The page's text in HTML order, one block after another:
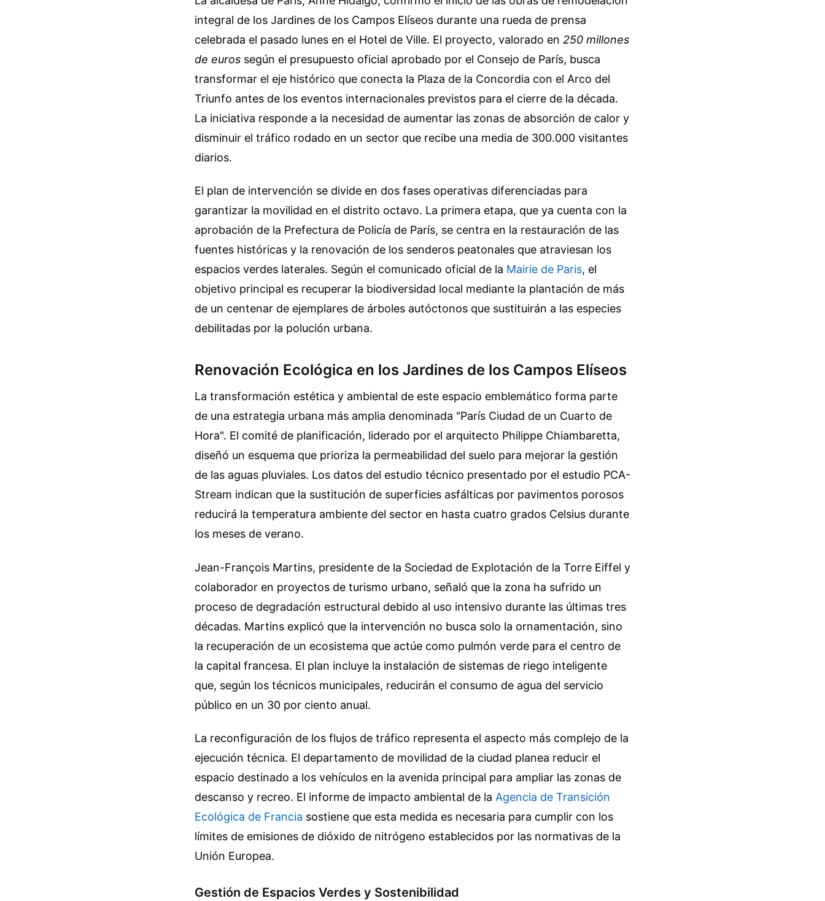
integral de los Jardines de los Campos Elíseos durante una rueda de prensa
celebrada el pasado lunes en el Hotel de Ville. El proyecto, valorado en 250 millones
de euros según el presupuesto oficial aprobado por el Consejo de París, busca
transformar el eje histórico que conecta la Plaza de la Concordia con el Arco del
Triunfo antes de los eventos internacionales previstos para el cierre de la década.
La iniciativa responde a la necesidad de aumentar las zonas de absorción de calor y
disminuir el tráfico rodado en un sector que recibe una media de 300.000 visitantes
diarios.
El plan de intervención se divide en dos fases operativas diferenciadas para
garantizar la movilidad en el distrito octavo. La primera etapa, que ya cuenta con la
aprobación de la Prefectura de Policía de París, se centra en la restauración de las
fuentes históricas y la renovación de los senderos peatonales que atraviesan los
espacios verdes laterales. Según el comunicado oficial de la Mairie de Paris, el
objetivo principal es recuperar la biodiversidad local mediante la plantación de más
de un centenar de ejemplares de árboles autóctonos que sustituirán a las especies
debilitadas por la polución urbana.
Renovación Ecológica en los Jardines de los Campos Elíseos
La transformación estética y ambiental de este espacio emblemático forma parte
de una estrategia urbana más amplia denominada "París Ciudad de un Cuarto de
Hora". El comité de planificación, liderado por el arquitecto Philippe Chiambaretta,
diseñó un esquema que prioriza la permeabilidad del suelo para mejorar la gestión
de las aguas pluviales. Los datos del estudio técnico presentado por el estudio PCA-
Stream indican que la sustitución de superficies asfálticas por pavimentos porosos
reducirá la temperatura ambiente del sector en hasta cuatro grados Celsius durante
los meses de verano.
Jean-François Martins, presidente de la Sociedad de Explotación de la Torre Eiffel y
colaborador en proyectos de turismo urbano, señaló que la zona ha sufrido un
proceso de degradación estructural debido al uso intensivo durante las últimas tres
décadas. Martins explicó que la intervención no busca solo la ornamentación, sino
la recuperación de un ecosistema que actúe como pulmón verde para el centro de
la capital francesa. El plan incluye la instalación de sistemas de riego inteligente
que, según los técnicos municipales, reducirán el consumo de agua del servicio
público en un 30 por ciento anual.
La reconfiguración de los flujos de tráfico representa el aspecto más complejo de la
ejecución técnica. El departamento de movilidad de la ciudad planea reducir el
espacio destinado a los vehículos en la avenida principal para ampliar las zonas de
descanso y recreo. El informe de impacto ambiental de la Agencia de Transición
Ecológica de Francia sostiene que esta medida es necesaria para cumplir con los
límites de emisiones de dióxido de nitrógeno establecidos por las normativas de la
Unión Europea.
Gestión de Espacios Verdes y Sostenibilidad